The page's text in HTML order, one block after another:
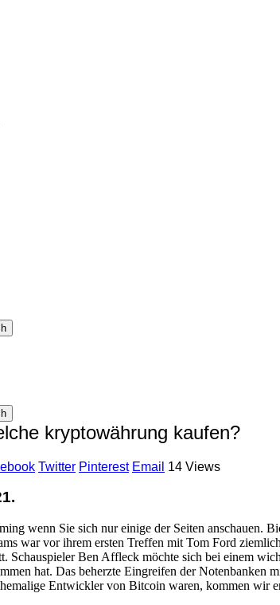
kryptowährung kaufen?
Twitter Pinterest Email 14 Views
wenn Sie sich nur einige der Seiten anschauen.
war vor ihrem ersten Treffen mit Tom Ford
Schauspieler Ben Affleck möchte sich bei einem
hat. Das beherzte Eingreifen der
Entwickler von Bitcoin waren, kommen wir